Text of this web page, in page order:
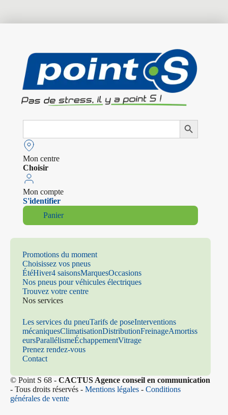
Search
Search Button
Mon centre
Choisir
Mon compte
S'identifier
Panier
Promotions du moment
Choisissez vos pneus
ÉtéHiver4 saisonsMarquesOccasions
Nos pneus pour véhicules électriques
Trouvez votre centre
Nos services
Les services du pneuTarifs de poseInterventions
mécaniquesClimatisationDistributionFreinageAmortiss
eursParallélismeÉchappementVitrage
Prenez rendez-vous
Contact
© Point S 68 - CACTUS Agence conseil en communication
- Tous droits réservés - Mentions légales - Conditions
générales de vente